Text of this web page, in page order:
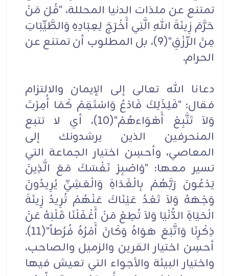
تمتنع عن ملذات الدنيا المحللة، "قُلْ مَنْ
حَرَّمَ زِينَةَ اللهِ الَّتِي أَخْرَجَ لِعِبَادِهِ وَالطَّيِّبَاتِ
مِنَ الرِّزْقِ"(9)، بل المطلوب أن تمتنع عن
الحرام.
دعانا الله تعالى إلى الإيمان والالتزام
فقال: "فَلِذَلِكَ فَادْعُ وَاسْتَقِمْ كَمَا أُمِرْتَ
وَلاَ تَتَّبِعْ أَهْوَاءهُمْ"(10)، أي لا تتبع
المنحرفين الذين يرشدونك إلى
المعاصي، وأحسِن اختيار الجماعة التي
تسير معها: "وَاصْبِرْ نَفْسَكَ مَعَ الَّذِينَ
يَدْعُونَ رَبَّهُمْ بِالْغَدَاةِ وَالْعَشِيِّ يُرِيدُونَ
وَجْهَهُ وَلاَ تَعْدُ عَيْنَاكَ عَنْهُمْ تُرِيدُ زِينَةَ
الْحَيَاةِ الدُّنْيَا وَلاَ تُطِعْ مَنْ أَغْفَلْنَا قَلْبَهُ عَنْ
ذِكْرِنَا وَاتَّبَعَ هَوَاهُ وَكَانَ أَمْرُهُ فُرُطاً"(11).
أحسِن اختيار القرين والزميل والصاحب،
واختيار البيئة والأجواء التي تعيش فيها